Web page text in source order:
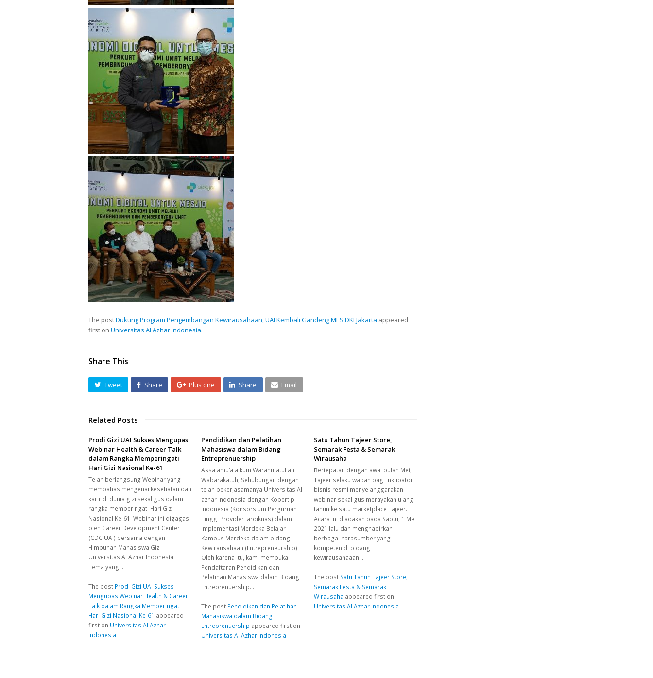
The postDukung Program Pengembangan Kewirausahaan, UAI Kembali Gandeng MES DKI Jakarta appeared
first on Universitas Al Azhar Indonesia.
Share This
Tweet Share Plus one Share Email
Related Posts
Prodi Gizi UAI Sukses Mengupas
Webinar Health & Career Talk
dalam Rangka Memperingati
Hari Gizi Nasional Ke-61
Telah berlangsung Webinar yang
membahas mengenai kesehatan dan
karir di dunia gizi sekaligus dalam
rangka memperingati Hari Gizi
Nasional Ke-61. Webinar ini digagas
oleh Career Development Center
(CDC UAI) bersama dengan
Himpunan Mahasiswa Gizi
Universitas Al Azhar Indonesia.
Tema yang…
The post Prodi Gizi UAI Sukses
Mengupas Webinar Health & Career
Talk dalam Rangka Memperingati
Hari Gizi Nasional Ke-61 appeared
first on Universitas Al Azhar
Indonesia.
Pendidikan dan Pelatihan
Mahasiswa dalam Bidang
Entreprenuership
Assalamu’alaikum Warahmatullahi
Wabarakatuh, Sehubungan dengan
telah bekerjasamanya Universitas Al-
azhar Indonesia dengan Kopertip
Indonesia (Konsorsium Perguruan
Tinggi Provider Jardiknas) dalam
implementasi Merdeka Belajar-
Kampus Merdeka dalam bidang
Kewirausahaan (Entrepreneurship).
Oleh karena itu, kami membuka
Pendaftaran Pendidikan dan
Pelatihan Mahasiswa dalam Bidang
Entreprenuership.…
The post Pendidikan dan Pelatihan
Mahasiswa dalam Bidang
Entreprenuership appeared first on
Universitas Al Azhar Indonesia.
Satu Tahun Tajeer Store,
Semarak Festa & Semarak
Wirausaha
Bertepatan dengan awal bulan Mei,
Tajeer selaku wadah bagi Inkubator
bisnis resmi menyelanggarakan
webinar sekaligus merayakan ulang
tahun ke satu marketplace Tajeer.
Acara ini diadakan pada Sabtu, 1 Mei
2021 lalu dan menghadirkan
berbagai narasumber yang
kompeten di bidang
kewirausahaaan.…
The post Satu Tahun Tajeer Store,
Semarak Festa & Semarak
Wirausaha appeared first on
Universitas Al Azhar Indonesia.